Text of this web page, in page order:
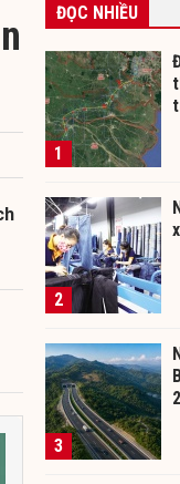
ĐỌC NHIỀU
1
2
3